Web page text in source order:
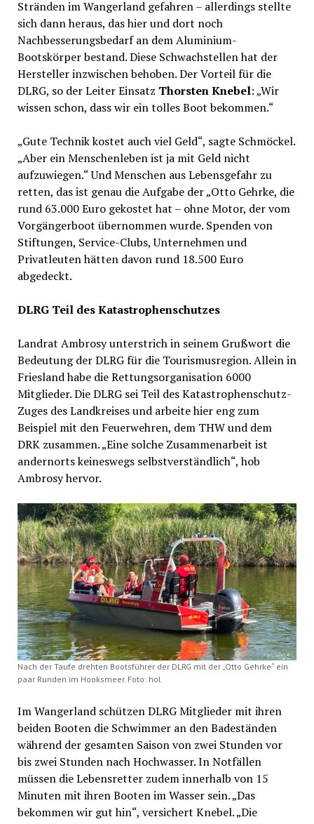
Stränden im Wangerland gefahren – allerdings stellte
sich dann heraus, das hier und dort noch
Nachbesserungsbedarf an dem Aluminium-
Bootskörper bestand. Diese Schwachstellen hat der
Hersteller inzwischen behoben. Der Vorteil für die
DLRG, so der Leiter Einsatz Thorsten Knebel: „Wir
wissen schon, dass wir ein tolles Boot bekommen.“
„Gute Technik kostet auch viel Geld“, sagte Schmöckel.
„Aber ein Menschenleben ist ja mit Geld nicht
aufzuwiegen.“ Und Menschen aus Lebensgefahr zu
retten, das ist genau die Aufgabe der „Otto Gehrke, die
rund 63.000 Euro gekostet hat – ohne Motor, der vom
Vorgängerboot übernommen wurde. Spenden von
Stiftungen, Service-Clubs, Unternehmen und
Privatleuten hätten davon rund 18.500 Euro
abgedeckt.
DLRG Teil des Katastrophenschutzes
Landrat Ambrosy unterstrich in seinem Grußwort die
Bedeutung der DLRG für die Tourismusregion. Allein in
Friesland habe die Rettungsorganisation 6000
Mitglieder. Die DLRG sei Teil des Katastrophenschutz-
Zuges des Landkreises und arbeite hier eng zum
Beispiel mit den Feuerwehren, dem THW und dem
DRK zusammen. „Eine solche Zusammenarbeit ist
andernorts keineswegs selbstverständlich“, hob
Ambrosy hervor.
Nach der Taufe drehten Bootsführer der DLRG mit der „Otto Gehrke“ ein
paar Runden im Hooksmeer. Foto: hol
Im Wangerland schützen DLRG Mitglieder mit ihren
beiden Booten die Schwimmer an den Badeständen
während der gesamten Saison von zwei Stunden vor
bis zwei Stunden nach Hochwasser. In Notfällen
müssen die Lebensretter zudem innerhalb von 15
Minuten mit ihren Booten im Wasser sein. „Das
bekommen wir gut hin“, versichert Knebel. „Die